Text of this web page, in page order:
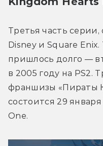
Третья часть
Disney и Square
пришлось долго —
в 2005 году на
франшизы «Пираты
состоится 29 января
One.